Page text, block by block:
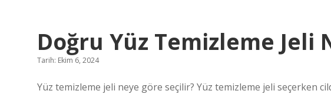
Doğru Yüz Temizleme Jeli
Tarih: Ekim 6, 2024
Yüz temizleme jeli neye göre seçilir? Yüz temizleme jeli seçerken